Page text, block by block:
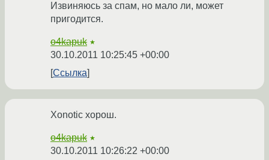
Извиняюсь за спам, но мало ли, может
пригодится.
o4kapuk ★
30.10.2011 10:25:45 +00:00
Ссылка
Xonotic хорош.
o4kapuk ★
30.10.2011 10:26:22 +00:00